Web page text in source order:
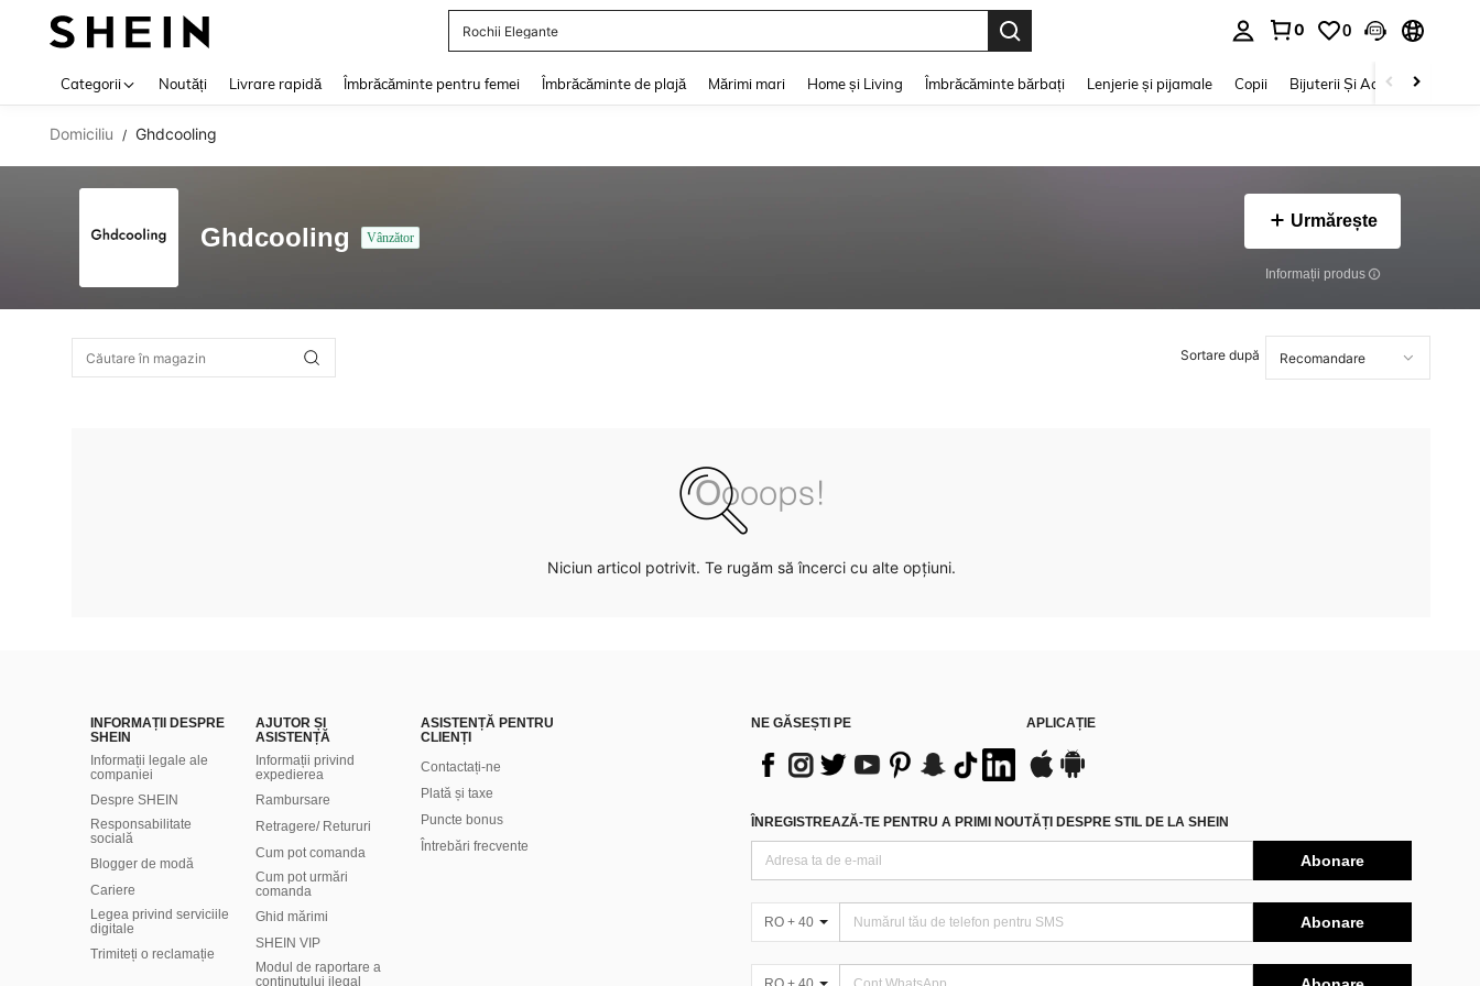
Rochii Elegante
0 0
Categorii Noutăți Livrare rapidă Îmbrăcăminte pentru femei Îmbrăcăminte de plajă Mărimi mari Home și Living Îmbrăcăminte bărbați Lenjerie și pijamale Copii Bijuterii Și Accesorii
Domiciliu / Ghdcooling
Ghdcooling Vânzător
Urmărește
Informații produs
Sortare după
Niciun articol potrivit. Te rugăm să încerci cu alte opțiuni.
INFORMAȚII DESPRE
SHEIN
Informații legale ale
companiei
Despre SHEIN
Responsabilitate
socială
Blogger de modă
Cariere
Legea privind serviciile
digitale
Trimiteți o reclamație
AJUTOR ȘI
ASISTENȚĂ
Informații privind
expedierea
Rambursare
Retragere/ Retururi
Cum pot comanda
Cum pot urmări
comanda
Ghid mărimi
SHEIN VIP
Modul de raportare a
conținutului ilegal
ASISTENȚĂ PENTRU
CLIENȚI
Contactați-ne
Plată și taxe
Puncte bonus
Întrebări frecvente
NE GĂSEȘTI PE APLICAȚIE
ÎNREGISTREAZĂ-TE PENTRU A PRIMI NOUTĂȚI DESPRE STIL DE LA SHEIN
Abonare
RO + 40 Abonare